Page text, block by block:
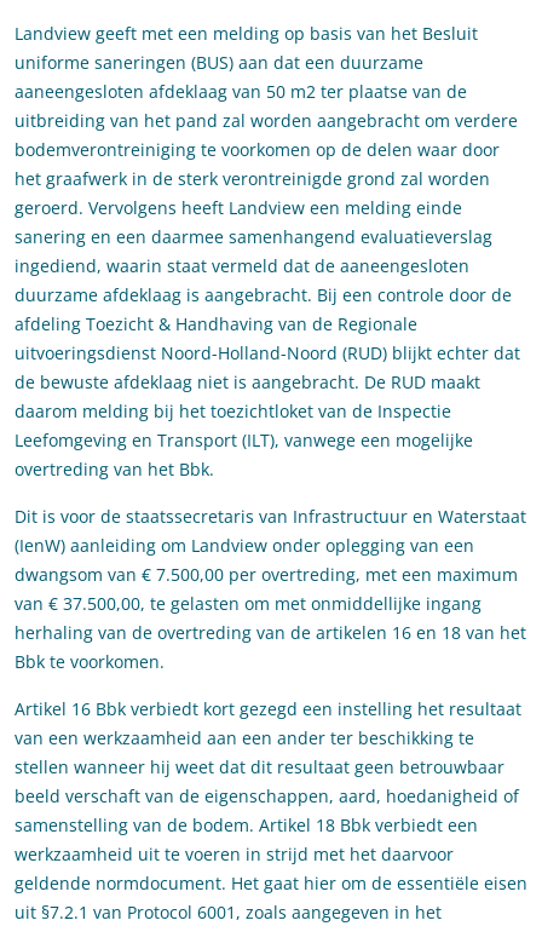
Landview geeft met een melding op basis van het Besluit
uniforme saneringen (BUS) aan dat een duurzame
aaneengesloten afdeklaag van 50 m2 ter plaatse van de
uitbreiding van het pand zal worden aangebracht om verdere
bodemverontreiniging te voorkomen op de delen waar door
het graafwerk in de sterk verontreinigde grond zal worden
geroerd. Vervolgens heeft Landview een melding einde
sanering en een daarmee samenhangend evaluatieverslag
ingediend, waarin staat vermeld dat de aaneengesloten
duurzame afdeklaag is aangebracht. Bij een controle door de
afdeling Toezicht & Handhaving van de Regionale
uitvoeringsdienst Noord-Holland-Noord (RUD) blijkt echter dat
de bewuste afdeklaag niet is aangebracht. De RUD maakt
daarom melding bij het toezichtloket van de Inspectie
Leefomgeving en Transport (ILT), vanwege een mogelijke
overtreding van het Bbk.
Dit is voor de staatssecretaris van Infrastructuur en Waterstaat
(IenW) aanleiding om Landview onder oplegging van een
dwangsom van € 7.500,00 per overtreding, met een maximum
van € 37.500,00, te gelasten om met onmiddellijke ingang
herhaling van de overtreding van de artikelen 16 en 18 van het
Bbk te voorkomen.
Artikel 16 Bbk verbiedt kort gezegd een instelling het resultaat
van een werkzaamheid aan een ander ter beschikking te
stellen wanneer hij weet dat dit resultaat geen betrouwbaar
beeld verschaft van de eigenschappen, aard, hoedanigheid of
samenstelling van de bodem. Artikel 18 Bbk verbiedt een
werkzaamheid uit te voeren in strijd met het daarvoor
geldende normdocument. Het gaat hier om de essentiële eisen
uit §7.2.1 van Protocol 6001, zoals aangegeven in het